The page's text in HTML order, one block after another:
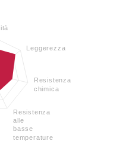
Leggerezza
Resistenza
chimica
Resistenza
alle
basse
temperature